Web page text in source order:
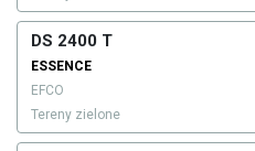
DS 2400 T
ESSENCE
EFCO
Tereny zielone